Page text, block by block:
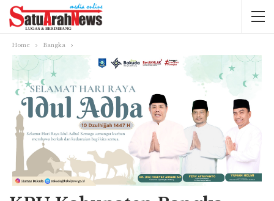
Home Bangka